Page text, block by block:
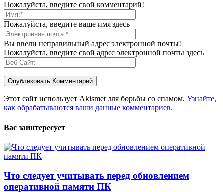
Пожалуйста, введите свой комментарий!
Пожалуйста, введите ваше имя здесь
Вы ввели неправильный адрес электронной почты!
Пожалуйста, введите свой адрес электронной почты здесь
Этот сайт использует Akismet для борьбы со спамом. Узнайте,
как обрабатываются ваши данные комментариев.
Вас заинтересует
Что следует учитывать перед обновлением
оперативной памяти ПК